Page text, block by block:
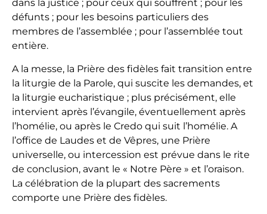
dans la justice ; pour ceux qui souffrent ; pour les
défunts ; pour les besoins particuliers des
membres de l’assemblée ; pour l’assemblée tout
entière.
A la messe, la Prière des fidèles fait transition entre
la liturgie de la Parole, qui suscite les demandes, et
la liturgie eucharistique ; plus précisément, elle
intervient après l’évangile, éventuellement après
l’homélie, ou après le Credo qui suit l’homélie. A
l’office de Laudes et de Vêpres, une Prière
universelle, ou intercession est prévue dans le rite
de conclusion, avant le « Notre Père » et l’oraison.
La célébration de la plupart des sacrements
comporte une Prière des fidèles.